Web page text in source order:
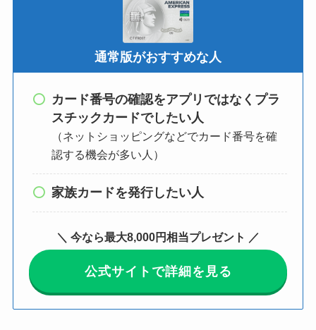
通常版がおすすめな人
カード番号の確認をアプリではなくプラ
スチックカードでしたい人
（ネットショッピングなどでカード番号を確
認する機会が多い人）
家族カードを発行したい人
＼ 今なら最大8,000円相当プレゼント ／
公式サイトで詳細を見る